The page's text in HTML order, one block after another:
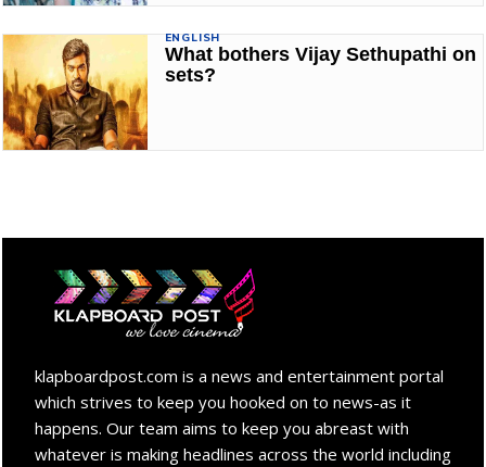
ENGLISH
What bothers Vijay Sethupathi on
sets?
klapboardpost.com is a news and entertainment portal
which strives to keep you hooked on to news-as it
happens. Our team aims to keep you abreast with
whatever is making headlines across the world including